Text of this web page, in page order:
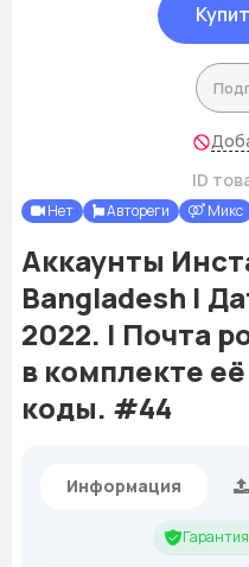
ID
Нет Автореги Микс
Аккаунты
Bangladesh |
2022. | Почта
в комплекте
коды. #44
Информация